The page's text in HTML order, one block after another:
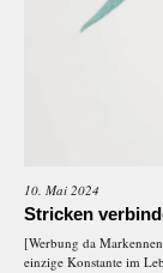
10. Mai 2024
Stricken
[Werbung da
einzige Konstante im